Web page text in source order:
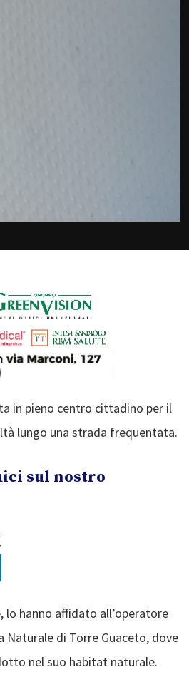
in pieno centro cittadino per il
lungo una strada frequentata.
sul nostro
lo hanno affidato all’operatore
Naturale di Torre Guaceto, dove
nel suo habitat naturale.